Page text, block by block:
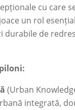
cu care
un rol
de
(Urban
integrată,